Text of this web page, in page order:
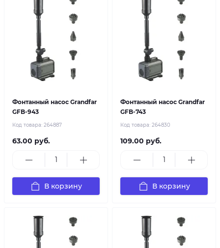
Фонтанный насос Grandfar
GFB-943
Код товара: 264887
63.00 руб.
В корзину
Фонтанный насос Grandfar
GFB-743
Код товара: 264830
109.00 руб.
В корзину